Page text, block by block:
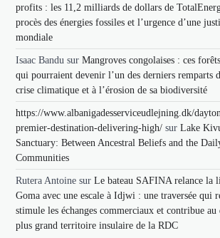
profits : les 11,2 milliards de dollars de
procès des énergies fossiles et l’urgence d’une
mondiale
Isaac Bandu surMangroves congolaises : ces
qui pourraient devenir l’un des derniers remparts
crise climatique et à l’érosion de sa biodiversité
https://www.albanigadesserviceudlejning.dk/
premier-destination-delivering-high/ surLake
Sanctuary: Between Ancestral Beliefs and the
Communities
Rutera Antoine surLe bateau SAFINA relance la
Goma avec une escale à Idjwi : une traversée qui
stimule les échanges commerciaux et contribue au
plus grand territoire insulaire de la RDC